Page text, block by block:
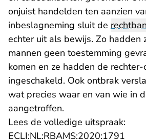
onjuist handelden ten aanzien
inbeslagneming sluit de
echter uit als bewijs. Zo hadden
mannen geen toestemming
komen en ze hadden de
ingeschakeld. Ook ontbrak
wat precies waar en van wie in
aangetroffen.
Lees de volledige uitspraak:
ECLI:NL:RBAMS:2020:1791